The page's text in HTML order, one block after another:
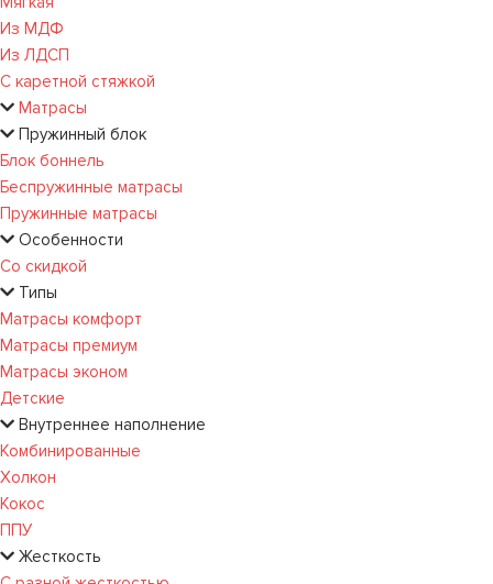
Из МДФ
Из ЛДСП
С каретной стяжкой
Матрасы
Пружинный блок
Блок боннель
Беспружинные матрасы
Пружинные матрасы
Особенности
Со скидкой
Типы
Матрасы комфорт
Матрасы премиум
Матрасы эконом
Детские
Внутреннее наполнение
Комбинированные
Холкон
Кокос
ППУ
Жесткость